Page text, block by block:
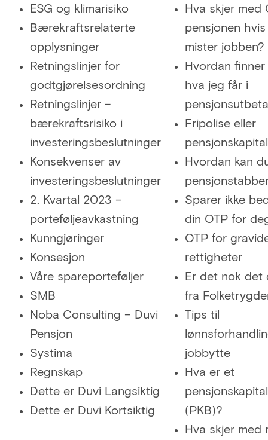
ESG og klimarisiko
Bærekraftsrelaterte
opplysninger
Retningslinjer for
godtgjørelsesordning
Retningslinjer –
bærekraftsrisiko i
investeringsbeslutninger
Konsekvenser av
investeringsbeslutninger
2. Kvartal 2023 –
porteføljeavkastning
Kunngjøringer
Konsesjon
Våre spareporteføljer
SMB
Noba Consulting – Duvi
Pensjon
Systima
Regnskap
Dette er Duvi Langsiktig
Dette er Duvi Kortsiktig
Hva skjer med
pensjonen
mister jobben?
Hvordan
hva jeg får i
Fripolise eller
Hvordan kan
Sparer ikke
din OTP for
OTP for
rettigheter
Er det nok det
fra
Tips til
jobbytte
Hva er et
(PKB)?
Hva skjer med